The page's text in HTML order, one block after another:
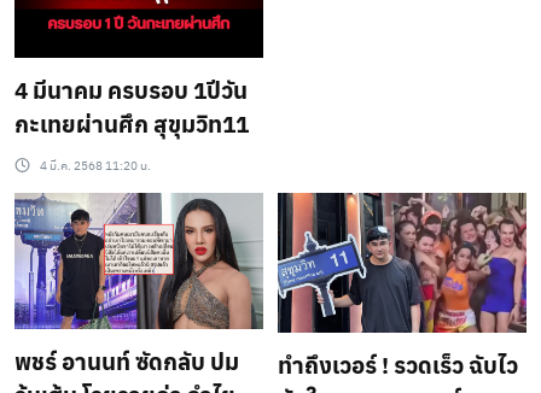
4 มีนาคม ครบรอบ 1ปีวัน
กะเทยผ่านศึก สุขุมวิท11
4 มี.ค. 2568 11:20 น.
พชร์ อานนท์ ซัดกลับ ปม
ทำถึงเวอร์ ! รวดเร็ว ฉับไว